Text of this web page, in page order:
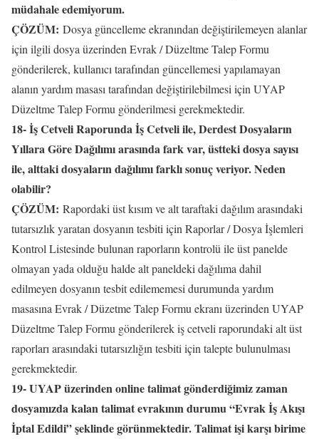
müdahale edemiyorum.
ÇÖZÜM: Dosya güncelleme ekranından değiştirilemeyen alanlar
için ilgili dosya üzerinden Evrak / Düzeltme Talep Formu
gönderilerek, kullanıcı tarafından güncellemesi yapılamayan
alanın yardım masası tarafından değiştirilebilmesi için UYAP
Düzeltme Talep Formu gönderilmesi gerekmektedir.
18- İş Cetveli Raporunda İş Cetveli ile, Derdest Dosyaların
Yıllara Göre Dağılımı arasında fark var, üstteki dosya sayısı
ile, alttaki dosyaların dağılımı farklı sonuç veriyor. Neden
olabilir?
ÇÖZÜM: Rapordaki üst kısım ve alt taraftaki dağılım arasındaki
tutarsızlık yaratan dosyanın tesbiti için Raporlar / Dosya İşlemleri
Kontrol Listesinde bulunan raporların kontrolü ile üst panelde
olmayan yada olduğu halde alt paneldeki dağılıma dahil
edilmeyen dosyanın tesbit edilememesi durumunda yardım
masasına Evrak / Düzetme Talep Formu ekranı üzerinden UYAP
Düzeltme Talep Formu gönderilerek iş cetveli raporundaki alt üst
raporları arasındaki tutarsızlığın tesbiti için talepte bulunulması
gerekmektedir.
19- UYAP üzerinden online talimat gönderdiğimiz zaman
dosyamızda kalan talimat evrakının durumu “Evrak İş Akışı
İptal Edildi” şeklinde görünmektedir. Talimat işi karşı birime